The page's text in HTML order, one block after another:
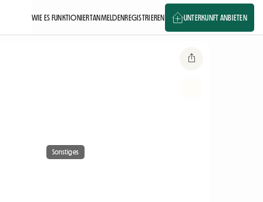
WIE ES FUNKTIONIERTANMELDENREGISTRIEREN UNTERKUNFT ANBIETEN
Sonstiges